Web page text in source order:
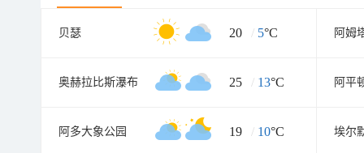
贝瑟 20 / 5°C 阿姆
奥赫拉比斯瀑布 25 / 13°C 阿平
阿多大象公园 19 / 10°C 埃尔